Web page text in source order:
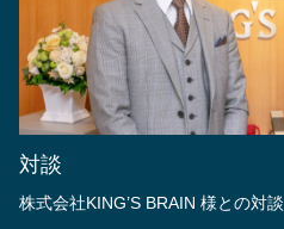
対談
株式会社KING’S BRAIN 様との対談